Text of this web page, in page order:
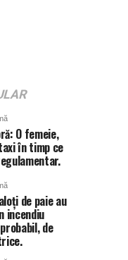
O femeie,
în timp ce
de paie au
incendiu
de